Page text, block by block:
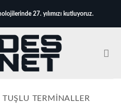
27. yılımızı kutluyoruz.
TUŞLU TERMINALLER